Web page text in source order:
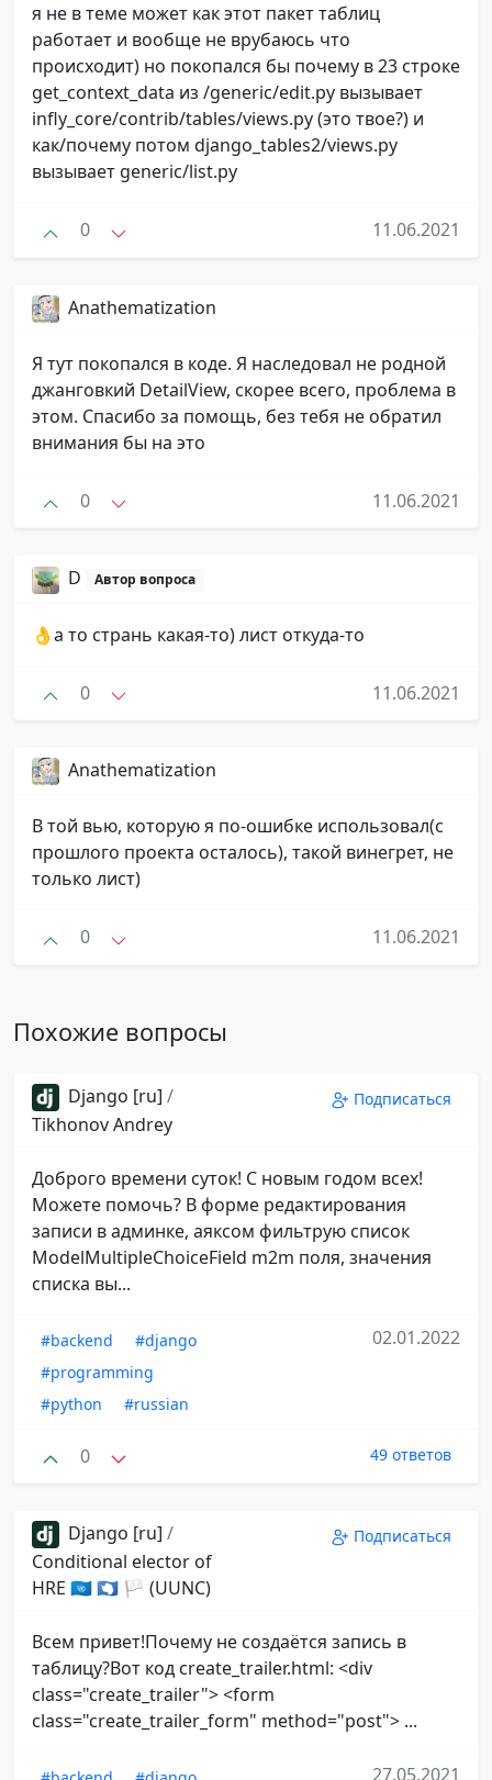
я не в теме может как этот пакет таблиц
работает и вообще не врубаюсь что
происходит) но покопался бы почему в 23 строке
get_context_data из /generic/edit.py вызывает
infly_core/contrib/tables/views.py (это твое?) и
как/почему потом django_tables2/views.py
вызывает generic/list.py
0 11.06.2021
Anathematization
Я тут покопался в коде. Я наследовал не родной
джанговкий DetailView, скорее всего, проблема в
этом. Спасибо за помощь, без тебя не обратил
внимания бы на это
0 11.06.2021
D Автор вопроса
👌а то странь какая-то) лист откуда-то
0 11.06.2021
Anathematization
В той вью, которую я по-ошибке использовал(с
прошлого проекта осталось), такой винегрет, не
только лист)
0 11.06.2021
Похожие вопросы
Django [ru] /
Tikhonov Andrey
Подписаться
Доброго времени суток! С новым годом всех!
Можете помочь? В форме редактирования
записи в админке, аяксом фильтрую список
ModelMultipleChoiceField m2m поля, значения
списка вы...
#backend
#django
#programming
#python
#russian
02.01.2022
0 49 ответов
Django [ru] /
Conditional elector of
HRE 🇺🇳 🇦🇶 🏳 (UUNC)
Подписаться
Всем привет!Почему не создаётся запись в
таблицу?Вот код create_trailer.html: <div
class="create_trailer"> <form
class="create_trailer_form" method="post"> ...
27.05.2021